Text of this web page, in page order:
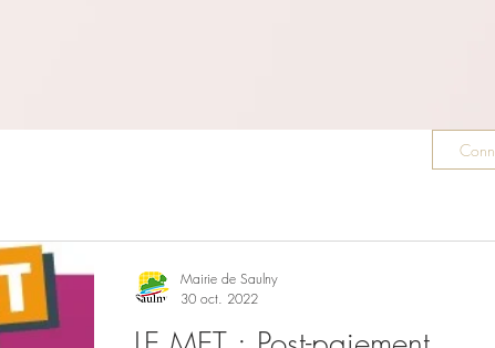
Mairie de Saulny
30 oct. 2022